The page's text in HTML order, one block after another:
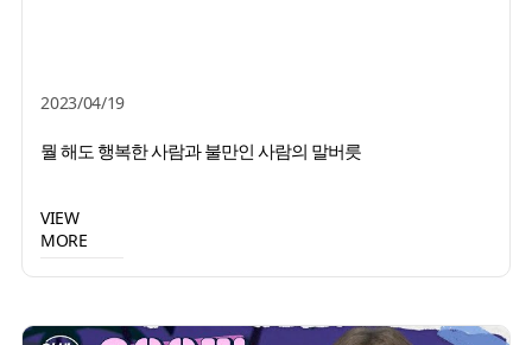
2023/04/19
뭘 해도 행복한 사람과 불만인 사람의 말버릇
VIEW
MORE